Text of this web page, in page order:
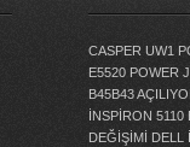
CASPER UW1
E5520 POWER
B45B43
İNSPİRON
DEĞİŞİMİ
DELL